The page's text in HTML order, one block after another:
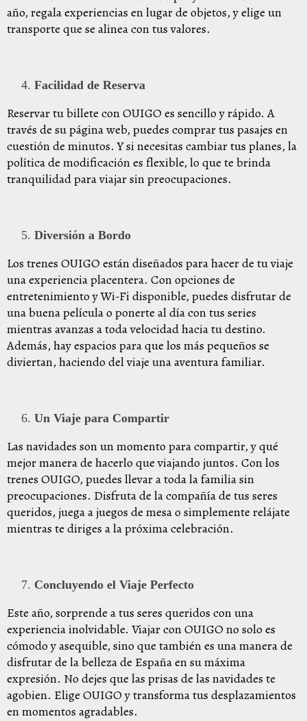
año, regala experiencias en lugar de objetos, y elige un
transporte que se alinea con tus valores.
Facilidad de Reserva
Reservar tu billete con OUIGO es sencillo y rápido. A
través de su página web, puedes comprar tus pasajes en
cuestión de minutos. Y si necesitas cambiar tus planes, la
política de modificación es flexible, lo que te brinda
tranquilidad para viajar sin preocupaciones.
Diversión a Bordo
Los trenes OUIGO están diseñados para hacer de tu viaje
una experiencia placentera. Con opciones de
entretenimiento y Wi-Fi disponible, puedes disfrutar de
una buena película o ponerte al día con tus series
mientras avanzas a toda velocidad hacia tu destino.
Además, hay espacios para que los más pequeños se
diviertan, haciendo del viaje una aventura familiar.
Un Viaje para Compartir
Las navidades son un momento para compartir, y qué
mejor manera de hacerlo que viajando juntos. Con los
trenes OUIGO, puedes llevar a toda la familia sin
preocupaciones. Disfruta de la compañía de tus seres
queridos, juega a juegos de mesa o simplemente relájate
mientras te diriges a la próxima celebración.
Concluyendo el Viaje Perfecto
Este año, sorprende a tus seres queridos con una
experiencia inolvidable. Viajar con OUIGO no solo es
cómodo y asequible, sino que también es una manera de
disfrutar de la belleza de España en su máxima
expresión. No dejes que las prisas de las navidades te
agobien. Elige OUIGO y transforma tus desplazamientos
en momentos agradables.